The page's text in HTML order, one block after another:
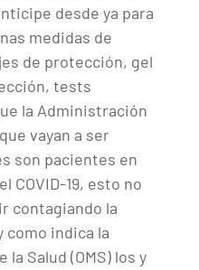
desde ya para
medidas de
de protección, gel
tests
la Administración
vayan a ser
son pacientes en
COVID-19, esto no
contagiando la
como indica la
la Salud (OMS) los y